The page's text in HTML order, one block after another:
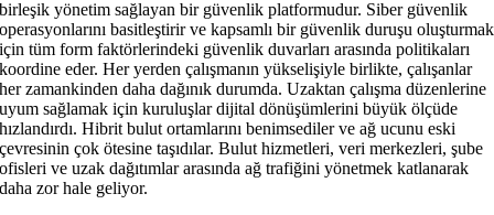
birleşik yönetim sağlayan bir güvenlik platformudur. Siber güvenlik
operasyonlarını basitleştirir ve kapsamlı bir güvenlik duruşu oluşturmak
için tüm form faktörlerindeki güvenlik duvarları arasında politikaları
koordine eder. Her yerden çalışmanın yükselişiyle birlikte, çalışanlar
her zamankinden daha dağınık durumda. Uzaktan çalışma düzenlerine
uyum sağlamak için kuruluşlar dijital dönüşümlerini büyük ölçüde
hızlandırdı. Hibrit bulut ortamlarını benimsediler ve ağ ucunu eski
çevresinin çok ötesine taşıdılar. Bulut hizmetleri, veri merkezleri, şube
ofisleri ve uzak dağıtımlar arasında ağ trafiğini yönetmek katlanarak
daha zor hale geliyor.